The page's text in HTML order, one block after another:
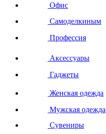
Офис
Самоделкиным
Профессия
Аксессуары
Гаджеты
Женская одежда
Мужская одежда
Сувениры